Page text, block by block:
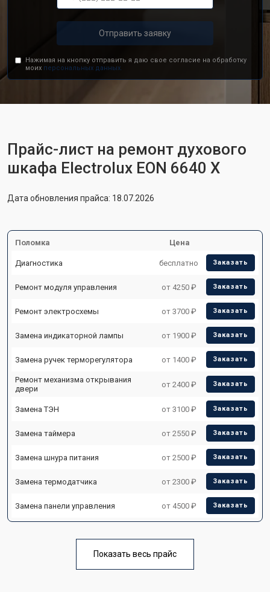
Отправить заявку
Нажимая на кнопку отправить я даю свое согласие на обработку
моих персональных данных.
Прайс-лист на ремонт духового
шкафа Electrolux EON 6640 X
Дата обновления прайса: 18.07.2026
Поломка Цена
Диагностика бесплатно Заказать
Ремонт модуля управления от 4250 ₽ Заказать
Ремонт электросхемы от 3700 ₽ Заказать
Замена индикаторной лампы от 1900 ₽ Заказать
Замена ручек терморегулятора от 1400 ₽ Заказать
Ремонт механизма открывания
двери
от 2400 ₽ Заказать
Замена ТЭН от 3100 ₽ Заказать
Замена таймера от 2550 ₽ Заказать
Замена шнура питания от 2500 ₽ Заказать
Замена термодатчика от 2300 ₽ Заказать
Замена панели управления от 4500 ₽ Заказать
Показать весь прайс